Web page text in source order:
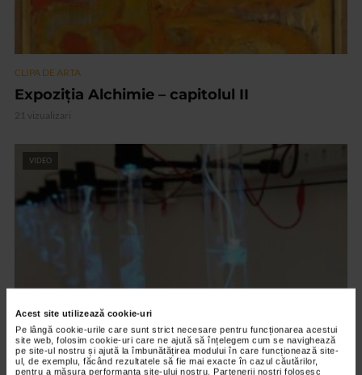
Acest site utilizează cookie-uri
Pe lângă cookie-urile care sunt strict necesare pentru funcționarea acestui
site web, folosim cookie-uri care ne ajută să înțelegem cum se navighează
pe site-ul nostru și ajută la îmbunătățirea modului în care funcționează site-
ul, de exemplu, făcând rezultatele să fie mai exacte în cazul căutărilor,
pentru a măsura performanța site-ului nostru. Partenerii noștri folosesc
CLIPA DE ARTA
Expoziția Alchimie – capitolul II
21 vizualizari
VIDEO
CLIPA DE ARTA
ARTS and ARTISTS. Floriama Cândea –